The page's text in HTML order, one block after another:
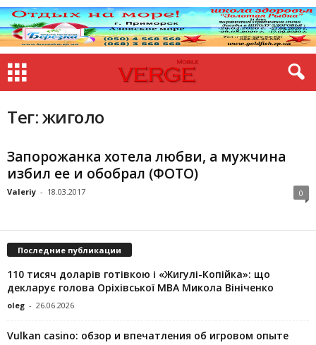
Тег: жиголо
Запорожанка хотела любви, а мужчина
избил ее и обобрал (ФОТО)
Valeriy - 18.03.2017 0
Последние публикации
110 тисяч доларів готівкою і «Жигулі-Копійка»: що
декларує голова Оріхівської МВА Микола Вініченко
oleg - 26.06.2026
Vulkan casino: обзор и впечатления об игровом опыте